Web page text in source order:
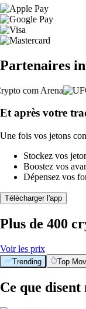
Partenaires
Et après votre
Une fois vos jetons
Stockez vos
Boostez vos
Dépensez vos
Télécharger l'app
Plus de 400
Voir les prix
Trending Top
Ce que disent